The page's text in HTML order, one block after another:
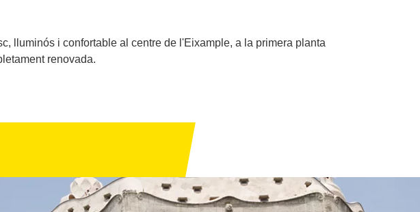
lluminós i confortable al centre de l'Eixample, a la primera planta
renovada.